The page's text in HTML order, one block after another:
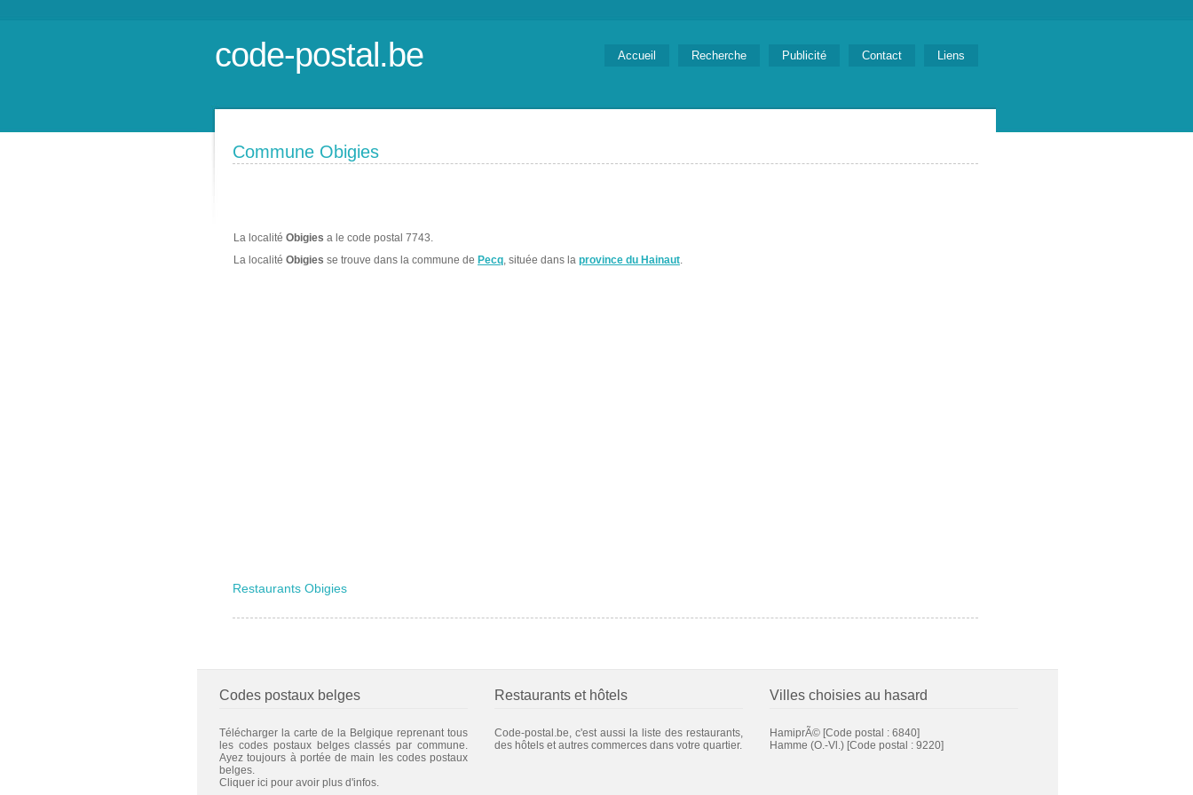
code-postal.be Accueil Recherche Publicité Contact Liens
Commune Obigies
La localité Obigies a le code postal 7743.
La localité Obigies se trouve dans la commune de Pecq, située dans la province du Hainaut.
Restaurants Obigies
Codes postaux belges
Télécharger la carte de la Belgique reprenant tous
les codes postaux belges classés par commune.
Ayez toujours à portée de main les codes postaux
belges.
Cliquer ici pour avoir plus d'infos.
Restaurants et hôtels
Code-postal.be, c'est aussi la liste des restaurants,
des hôtels et autres commerces dans votre quartier.
Villes choisies au hasard
HamiprÃ© [Code postal : 6840]
Hamme (O.-Vl.) [Code postal : 9220]